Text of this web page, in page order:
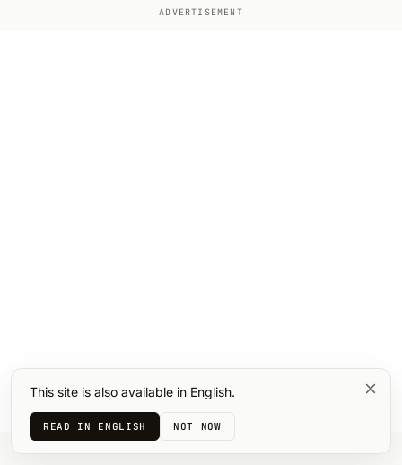
ADVERTISEMENT
This site is also available in English.
READ IN ENGLISH NOT NOW